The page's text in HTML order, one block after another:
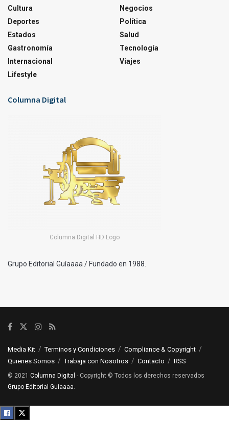
Cultura
Deportes
Estados
Gastronomía
Internacional
Lifestyle
Negocios
Política
Salud
Tecnología
Viajes
Columna Digital
Columna Digital HD Logo
Grupo Editorial Guíaaaa / Fundado en 1988.
Media Kit Terminos y Condiciones
Compliance & Copyright
Quienes Somos
Trabaja con Nosotros Contacto RSS
© 2021 Columna Digital - Copyright © Todos los derechos reservados
Grupo Editorial Guiaaaa.